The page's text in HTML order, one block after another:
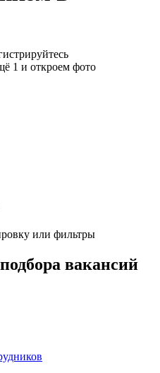
1 и откроем фото
или фильтры
вакансий